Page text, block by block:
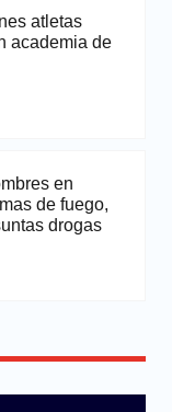
atletas
academia de
en
de fuego,
drogas